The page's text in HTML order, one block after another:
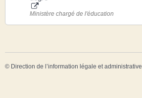
Ministère chargé de l'éducation
© Direction de l’information légale et administrative